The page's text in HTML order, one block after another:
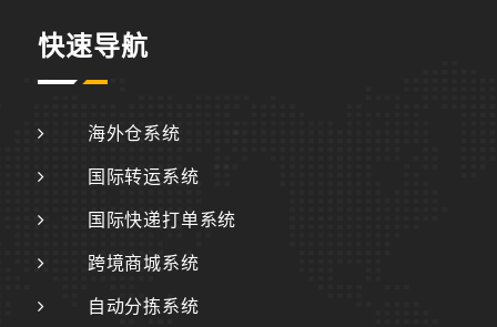
快速导航
海外仓系统
国际转运系统
国际快递打单系统
跨境商城系统
自动分拣系统